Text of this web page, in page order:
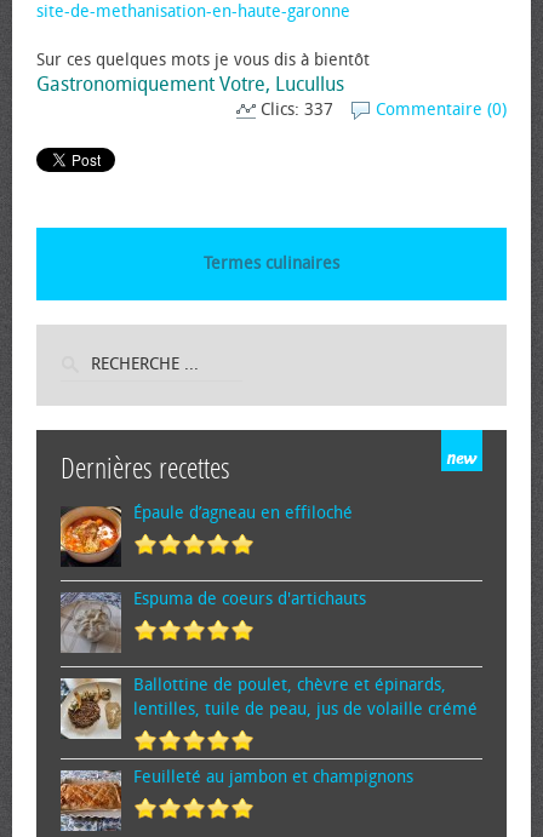
site-de-methanisation-en-haute-garonne
Sur ces quelques mots je vous dis à bientôt
Gastronomiquement Votre, Lucullus
Commentaire (0)
Clics: 337
Termes culinaires
Dernières recettes
Épaule d’agneau en effiloché
Espuma de cœurs d'artichauts
Ballottine de poulet, chèvre et épinards,
lentilles, tuile de peau, jus de volaille crémé
Feuilleté au jambon et champignons